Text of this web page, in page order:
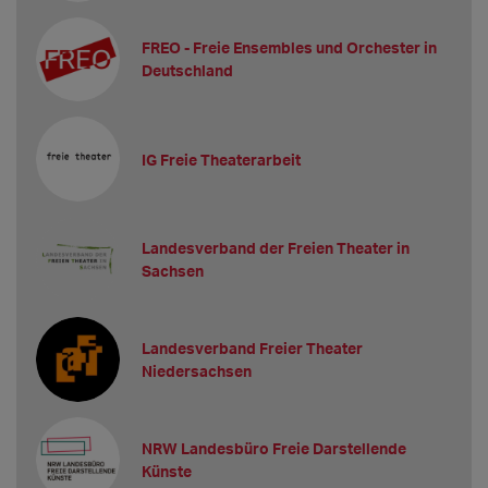
FREO - Freie Ensembles und Orchester in
Deutschland
IG Freie Theaterarbeit
Landesverband der Freien Theater in
Sachsen
Landesverband Freier Theater
Niedersachsen
NRW Landesbüro Freie Darstellende
Künste